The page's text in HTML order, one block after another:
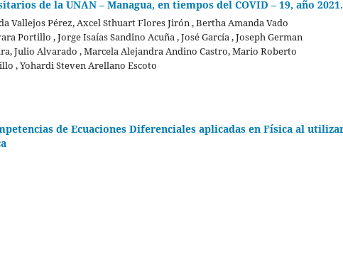
de la UNAN – Managua, en tiempos del COVID – 19, año 2021.
Vallejos Pérez, Axcel Sthuart Flores Jirón , Bertha Amanda Vado
Portillo , Jorge Isaías Sandino Acuña , José García , Joseph German
Julio Alvarado , Marcela Alejandra Andino Castro, Mario Roberto
, Yohardi Steven Arellano Escoto
de Ecuaciones Diferenciales aplicadas en Física al